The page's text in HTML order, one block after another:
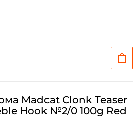
Madcat Clonk Teaser
Hook №2/0 100g Red